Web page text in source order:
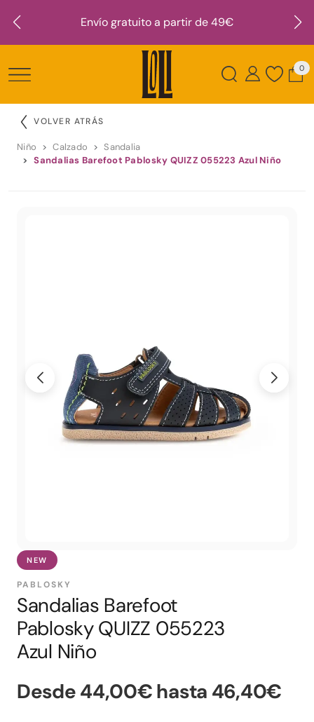
Envío gratuito a partir de 49€
0
VOLVER ATRÁS
Niño Calzado
Sandalia
Sandalias Barefoot Pablosky QUIZZ 055223 Azul Niño
NEW
PABLOSKY
Sandalias Barefoot
Pablosky QUIZZ 055223
Azul Niño
Desde 44,00€ hasta 46,40€